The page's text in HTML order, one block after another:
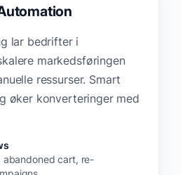
lar bedrifter i
markedsføringen
ressurser. Smart
øker konverteringer med
abandoned cart, re-